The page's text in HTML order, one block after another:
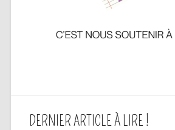
DERNIER ARTICLE À LIRE !